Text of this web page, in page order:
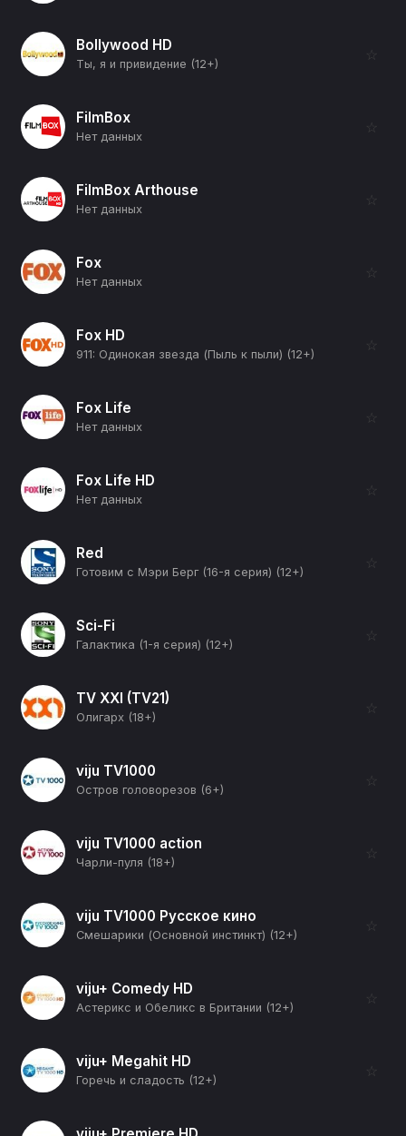
Bollywood HD
Ты, я и привидение (12+)
☆
FilmBox
Нет данных
☆
FilmBox Arthouse
Нет данных
☆
Fox
Нет данных
☆
Fox HD
911: Одинокая звезда (Пыль к пыли) (12+)
☆
Fox Life
Нет данных
☆
Fox Life HD
Нет данных
☆
Red
Готовим с Мэри Берг (16-я серия) (12+)
☆
Sci-Fi
Галактика (1-я серия) (12+)
☆
TV XXI (TV21)
Олигарх (18+)
☆
viju TV1000
Остров головорезов (6+)
☆
viju TV1000 action
Чарли-пуля (18+)
☆
viju TV1000 Русское кино
Смешарики (Основной инстинкт) (12+)
☆
viju+ Comedy HD
Астерикс и Обеликс в Британии (12+)
☆
viju+ Megahit HD
Горечь и сладость (12+)
☆